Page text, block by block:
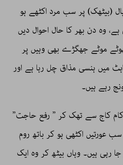
(بیٹھک) پر سب مرد اکٹھے ہو
وہ دن بھر کا حال احوال دیں
موٹے جھگڑے بھی وہیں پر
میں ہنسی مذاق چل رہا ہے اور
رہے ہیں۔
کاج سے تھک کر ” رفع حاجت”
عورتیں اکٹھی ہو کر باتھ روم
رہی ہیں۔ وہاں بیٹھ کر وہ ایک